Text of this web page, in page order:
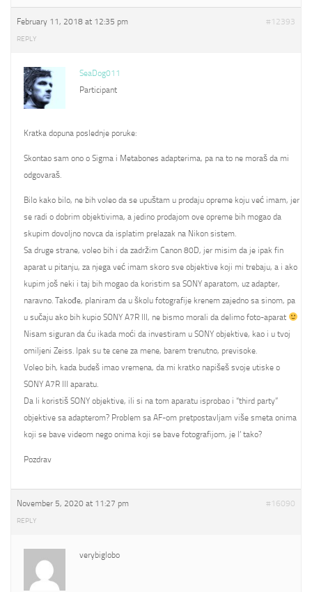
February 11, 2018 at 12:35 pm #12393
REPLY
SeaDog011
Participant
Kratka dopuna poslednje poruke:
Skontao sam ono o Sigma i Metabones adapterima, pa na to ne moraš da mi
odgovaraš.
Bilo kako bilo, ne bih voleo da se upuštam u prodaju opreme koju već imam, jer
se radi o dobrim objektivima, a jedino prodajom ove opreme bih mogao da
skupim dovoljno novca da isplatim prelazak na Nikon sistem.
Sa druge strane, voleo bih i da zadržim Canon 80D, jer misim da je ipak fin
aparat u pitanju, za njega već imam skoro sve objektive koji mi trebaju, a i ako
kupim još neki i taj bih mogao da koristim sa SONY aparatom, uz adapter,
naravno. Takođe, planiram da u školu fotografije krenem zajedno sa sinom, pa
u sučaju ako bih kupio SONY A7R III, ne bismo morali da delimo foto-aparat
Nisam siguran da ću ikada moći da investiram u SONY objektive, kao i u tvoj
omiljeni Zeiss. Ipak su te cene za mene, barem trenutno, previsoke.
Voleo bih, kada budeš imao vremena, da mi kratko napišeš svoje utiske o
SONY A7R III aparatu.
Da li koristiš SONY objektive, ili si na tom aparatu isprobao i “third party”
objektive sa adapterom? Problem sa AF-om pretpostavljam više smeta onima
koji se bave videom nego onima koji se bave fotografijom, je l’ tako?
Pozdrav
November 5, 2020 at 11:27 pm #16090
REPLY
verybiglobo